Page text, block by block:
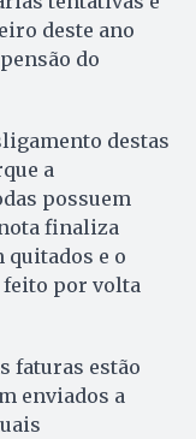
deste ano
do
destas
a
possuem
finaliza
e o
feito por volta
faturas estão
enviados a